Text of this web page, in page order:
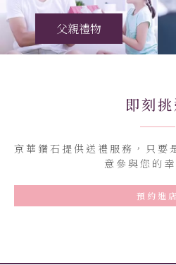
父親禮物
即刻
京華鑽石提供送禮服務，只要
意參與您的
預約進店